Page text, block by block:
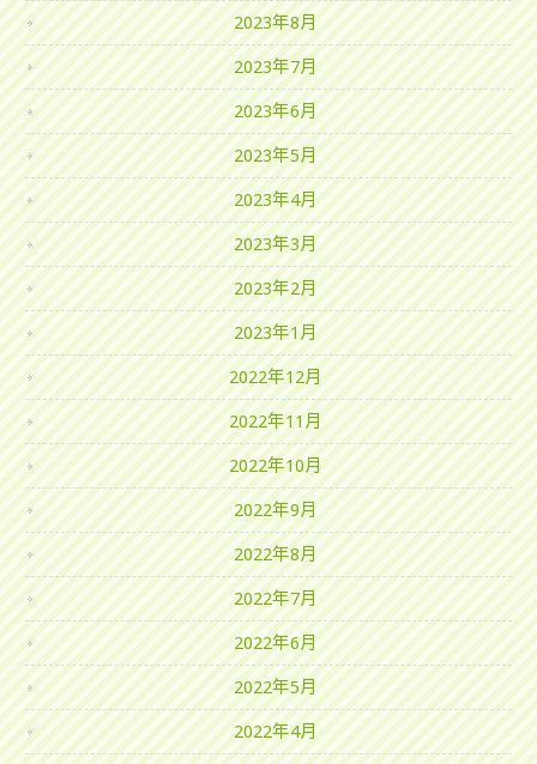
2023年8月
2023年7月
2023年6月
2023年5月
2023年4月
2023年3月
2023年2月
2023年1月
2022年12月
2022年11月
2022年10月
2022年9月
2022年8月
2022年7月
2022年6月
2022年5月
2022年4月